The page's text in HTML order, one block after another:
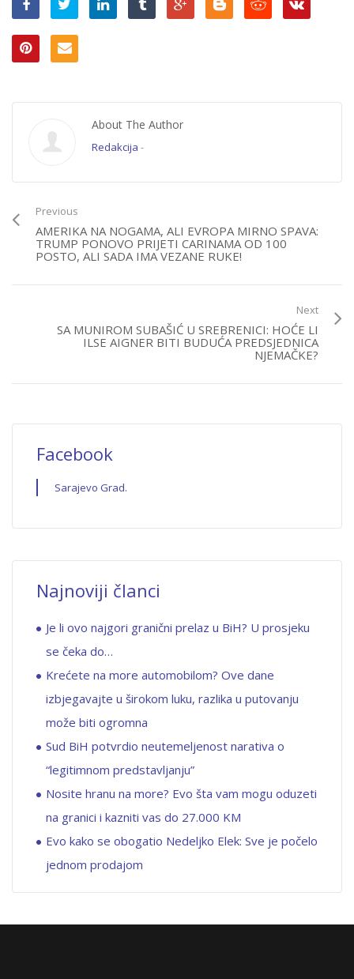
About The Author
Redakcija -
Previous
AMERIKA NA NOGAMA, ALI EVROPA MIRNO SPAVA:
TRUMP PONOVO PRIJETI CARINAMA OD 100
POSTO, ALI SADA IMA VEZANE RUKE!
Next
SA MUNIROM SUBAŠIĆ U SREBRENICI: HOĆE LI
ILSE AIGNER BITI BUDUĆA PREDSJEDNICA
NJEMAČKE?
Facebook
Sarajevo Grad.
Najnoviji članci
Je li ovo najgori granični prelaz u BiH? U prosjeku
se čeka do…
Krećete na more automobilom? Ove dane
izbjegavajte u širokom luku, razlika u putovanju
može biti ogromna
Sud BiH potvrdio neutemeljenost narativa o
“legitimnom predstavljanju”
Nosite hranu na more? Evo šta vam mogu oduzeti
na granici i kazniti vas do 27.000 KM
Evo kako se obogatio Nedeljko Elek: Sve je počelo
jednom prodajom